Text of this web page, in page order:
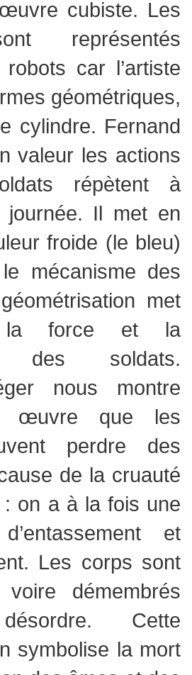
cubiste. Les
représentés
car l’artiste
géométriques,
cylindre. Fernand
valeur les actions
répètent à
journée. Il met en
froide (le bleu)
mécanisme des
met
la force et la
des soldats.
nous montre
œuvre que les
perdre des
de la cruauté
on a à la fois une
et
Les corps sont
voire démembrés
Cette
symbolise la mort